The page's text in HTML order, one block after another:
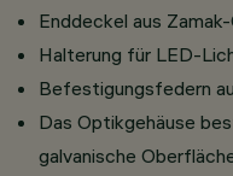
Enddeckel aus
Halterung für LED-
Befestigungsfedern
Das Optikgehäuse
galvanische